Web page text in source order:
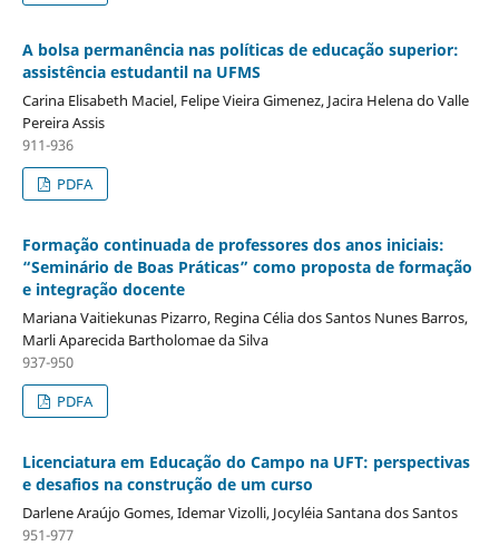
A bolsa permanência nas políticas de educação superior:
assistência estudantil na UFMS
Carina Elisabeth Maciel, Felipe Vieira Gimenez, Jacira Helena do Valle
Pereira Assis
911-936
PDFA
Formação continuada de professores dos anos iniciais:
“Seminário de Boas Práticas” como proposta de formação
e integração docente
Mariana Vaitiekunas Pizarro, Regina Célia dos Santos Nunes Barros,
Marli Aparecida Bartholomae da Silva
937-950
PDFA
Licenciatura em Educação do Campo na UFT: perspectivas
e desafios na construção de um curso
Darlene Araújo Gomes, Idemar Vizolli, Jocyléia Santana dos Santos
951-977